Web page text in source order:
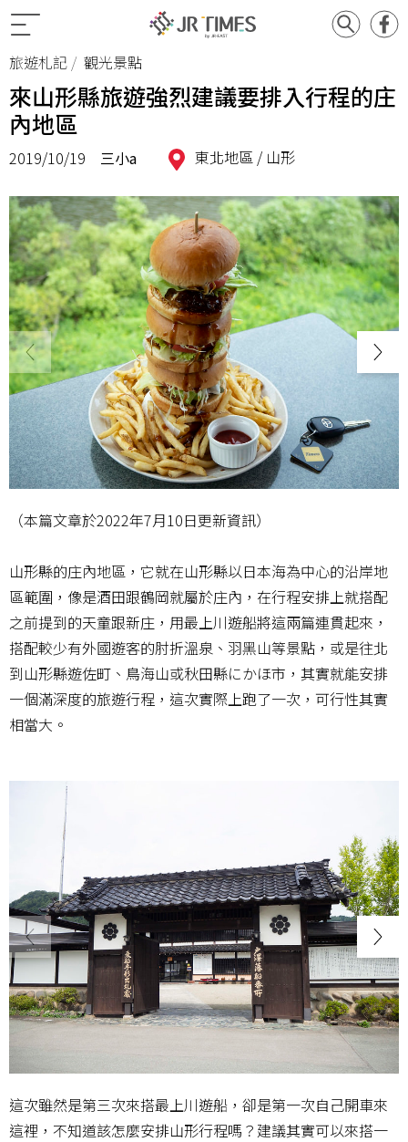
旅遊札記 觀光景點
來山形縣旅遊強烈建議要排入行程的庄
內地區
2019/10/19 三小a 東北地區 / 山形
（本篇文章於2022年7月10日更新資訊）
山形縣的庄內地區，它就在山形縣以日本海為中心的沿岸地
區範圍，像是酒田跟鶴岡就屬於庄內，在行程安排上就搭配
之前提到的天童跟新庄，用最上川遊船將這兩篇連貫起來，
搭配較少有外國遊客的肘折溫泉、羽黑山等景點，或是往北
到山形縣遊佐町、鳥海山或秋田縣にかほ市，其實就能安排
一個滿深度的旅遊行程，這次實際上跑了一次，可行性其實
相當大。
這次雖然是第三次來搭最上川遊船，卻是第一次自己開車來
這裡，不知道該怎麼安排山形行程嗎？建議其實可以來搭一